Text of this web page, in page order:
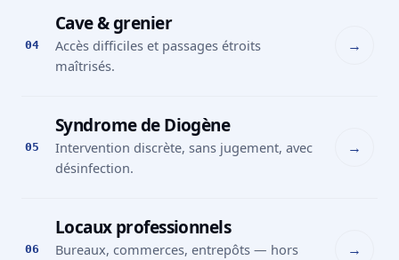
04
Cave & grenier
Accès difficiles et passages étroits
maîtrisés.
→
05
Syndrome de Diogène
Intervention discrète, sans jugement, avec
désinfection.
→
06
Locaux professionnels
Bureaux, commerces, entrepôts — hors
→